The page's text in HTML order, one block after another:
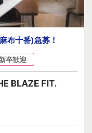
布十番)急募！
新卒歓迎
BLAZE FIT.